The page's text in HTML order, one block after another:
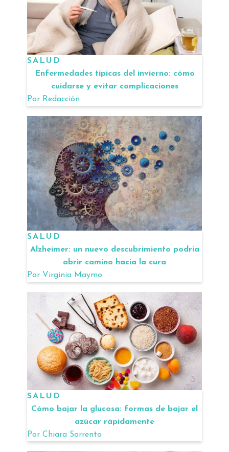
SALUD
Enfermedades típicas del invierno: cómo
cuidarse y evitar complicaciones
Por Redacción
SALUD
Alzheimer: un nuevo descubrimiento podría
abrir camino hacia la cura
Por Virginia Maymo
SALUD
Cómo bajar la glucosa: formas de bajar el
azúcar rápidamente
Por Chiara Sorrento